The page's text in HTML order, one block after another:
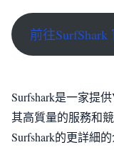
前往SurfShark
Surfshark是一家提
其高質量的服務和
Surfshark的更詳細的